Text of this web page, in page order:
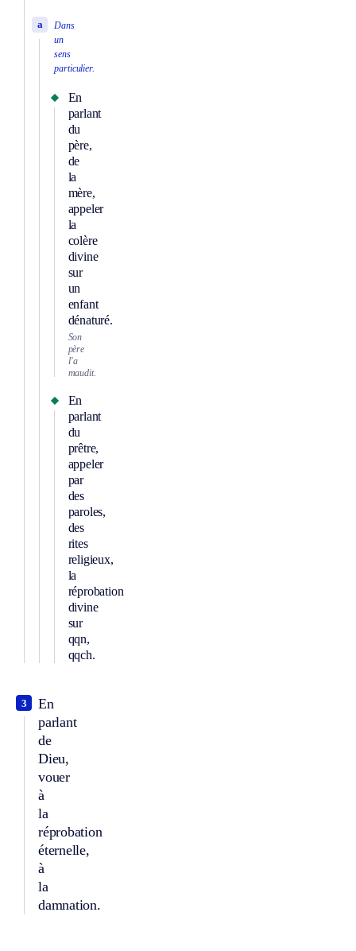
Dans
un
sens
particulier.
a
En
parlant
du
père,
de
la
mère,
appeler
la
colère
divine
sur
un
enfant
dénaturé.
Son
père
l’a
maudit.
En
parlant
du
prêtre,
appeler
par
des
paroles,
des
rites
religieux,
la
réprobation
divine
sur
qqn,
qqch.
En
parlant
de
Dieu,
vouer
à
la
réprobation
éternelle,
à
la
damnation.
3